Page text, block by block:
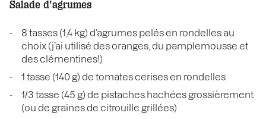
Salade d'agrumes
8 tasses (1,4 kg) d’agrumes pelés en rondelles au
choix (j’ai utilisé des oranges, du pamplemousse et
des clémentines!)
1 tasse (140 g) de tomates cerises en rondelles
1/3 tasse (45 g) de pistaches hachées grossièrement
(ou de graines de citrouille grillées)